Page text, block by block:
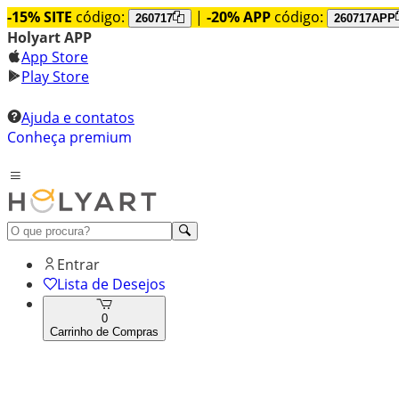
-15% SITE código: 260717 | -20% APP código: 260717APP
Holyart APP
App Store
Play Store
Ajuda e contatos
Conheça premium
Entrar
Lista de Desejos
0
Carrinho de Compras